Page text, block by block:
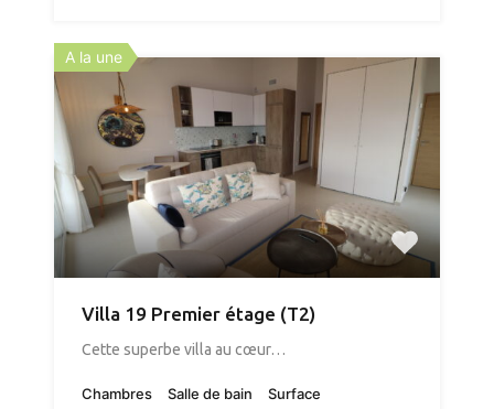
A la une
Villa 19 Premier étage (T2)
​Cette superbe villa au cœur…
Chambres
Salle de bain
Surface